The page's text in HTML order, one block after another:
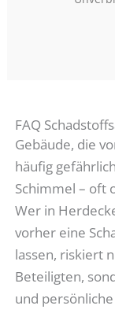
FAQ
Gebäude, die
häufig
Schimmel – oft
Wer in
vorher eine
lassen, riskiert
Beteiligten,
und